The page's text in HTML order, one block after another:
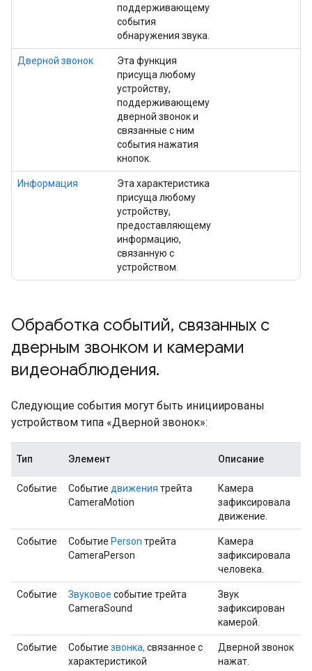
поддерживающему
события
обнаружения звука.
Дверной звонок
Эта функция
присуща любому
устройству,
поддерживающему
дверной звонок и
связанные с ним
события нажатия
кнопок.
Информация
Эта характеристика
присуща любому
устройству,
предоставляющему
информацию,
связанную с
устройством.
Обработка событий, связанных с
дверным звонком и камерами
видеонаблюдения.
Следующие события могут быть инициированы
устройством типа «Дверной звонок»:
Тип Элемент Описание
Событие Событие движения трейта
CameraMotion
Камера
зафиксировала
движение.
Событие Событие Person трейта
CameraPerson
Камера
зафиксировала
человека.
Событие Звуковое событие трейта
CameraSound
Звук
зафиксирован
камерой.
Событие Событие звонка, связанное с
характеристикой
Дверной звонок
нажат.